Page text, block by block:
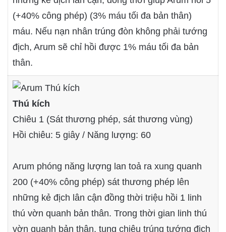
(+40% công phép) (3% máu tối đa bản thân)
máu. Nếu nạn nhân trúng đòn không phải tướng
địch, Arum sẽ chỉ hồi được 1% máu tối đa bản
thân.
Thú kích
Chiêu 1 (Sát thương phép, sát thương vùng)
Hồi chiêu: 5 giây / Năng lượng: 60
Arum phóng năng lượng lan toả ra xung quanh
200 (+40% công phép) sát thương phép lên
những kẻ địch lân cận đồng thời triệu hồi 1 linh
thú vờn quanh bản thân. Trong thời gian linh thú
vờn quanh bản thân, tung chiêu trúng tướng địch